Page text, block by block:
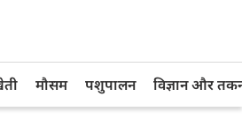
मौसम पशुपालन विज्ञान और